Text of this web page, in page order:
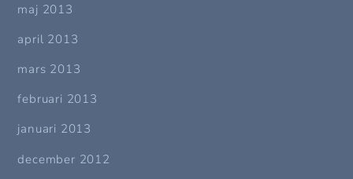
maj 2013
april 2013
mars 2013
februari 2013
januari 2013
december 2012